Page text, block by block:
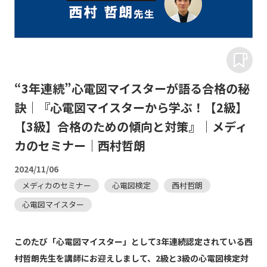
“3年連続”心電図マイスターが語る合格の秘
訣｜『心電図マイスターから学ぶ！【2級】
【3級】合格のための傾向と対策』｜メディ
カのセミナー｜西村哲朗
2024/11/06
メディカのセミナー 心電図検定
西村哲朗
心電図マイスター
このたび「心電図マイスター」として3年連続認定されている西
村哲朗先生を講師にお迎えしまして、2級と3級の心電図検定対